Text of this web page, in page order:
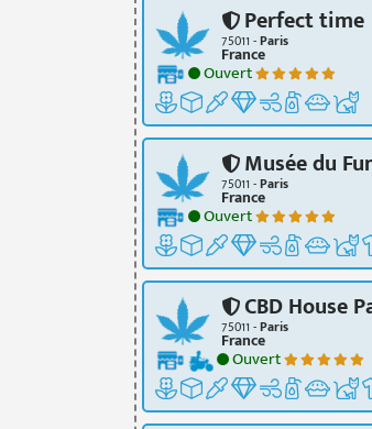
Perfect time
75011 -Paris
France
Ouvert
Musée du
75011 -Paris
France
Ouvert
CBD House
75011 -Paris
France
Ouvert